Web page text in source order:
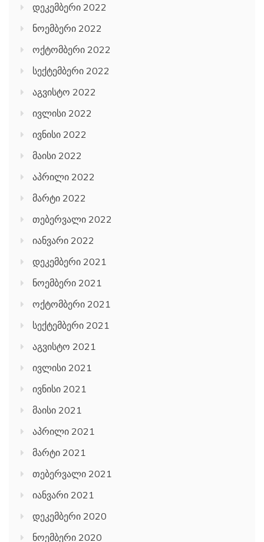
დეკემბერი 2022
ნოემბერი 2022
ოქტომბერი 2022
სექტემბერი 2022
აგვისტო 2022
ივლისი 2022
ივნისი 2022
მაისი 2022
აპრილი 2022
მარტი 2022
თებერვალი 2022
იანვარი 2022
დეკემბერი 2021
ნოემბერი 2021
ოქტომბერი 2021
სექტემბერი 2021
აგვისტო 2021
ივლისი 2021
ივნისი 2021
მაისი 2021
აპრილი 2021
მარტი 2021
თებერვალი 2021
იანვარი 2021
დეკემბერი 2020
ნოემბერი 2020